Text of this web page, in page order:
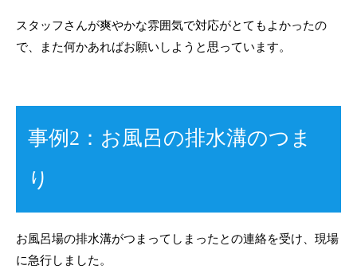
スタッフさんが爽やかな雰囲気で対応がとてもよかったの
で、また何かあればお願いしようと思っています。
事例2：お風呂の排水溝のつま
り
お風呂場の排水溝がつまってしまったとの連絡を受け、現場
に急行しました。